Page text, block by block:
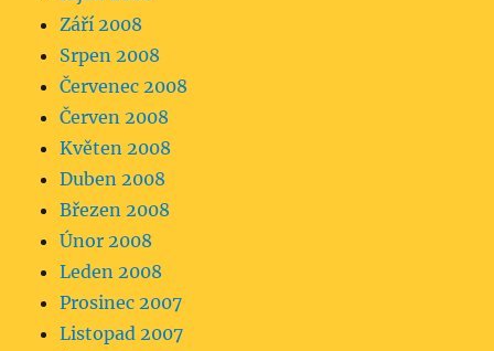
Září 2008
Srpen 2008
Červenec 2008
Červen 2008
Květen 2008
Duben 2008
Březen 2008
Únor 2008
Leden 2008
Prosinec 2007
Listopad 2007